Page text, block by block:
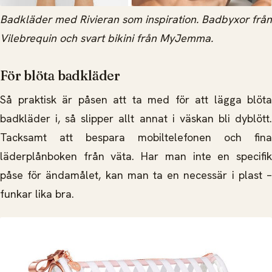
Badkläder med Rivieran som inspiration. Badbyxor från
Vilebrequin och svart bikini från MyJemma.
För blöta badkläder
Så praktisk är påsen att ta med för att lägga blöta
badkläder i, så slipper allt annat i väskan bli dyblött.
Tacksamt att bespara mobiltelefonen och fina
läderplånboken från väta. Har man inte en specifik
påse för ändamålet, kan man ta en necessär i plast –
funkar lika bra.